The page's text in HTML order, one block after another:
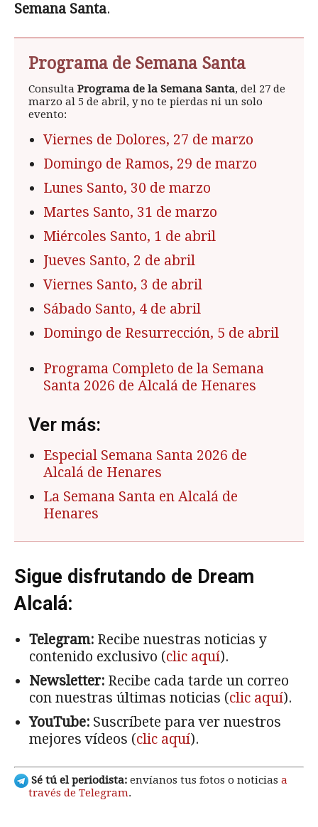
Semana Santa.
Programa de Semana Santa
Consulta Programa de la Semana Santa, del 27 de
marzo al 5 de abril, y no te pierdas ni un solo
evento:
Viernes de Dolores, 27 de marzo
Domingo de Ramos, 29 de marzo
Lunes Santo, 30 de marzo
Martes Santo, 31 de marzo
Miércoles Santo, 1 de abril
Jueves Santo, 2 de abril
Viernes Santo, 3 de abril
Sábado Santo, 4 de abril
Domingo de Resurrección, 5 de abril
Programa Completo de la Semana
Santa 2026 de Alcalá de Henares
Ver más:
Especial Semana Santa 2026 de
Alcalá de Henares
La Semana Santa en Alcalá de
Henares
Sigue disfrutando de Dream
Alcalá:
Telegram: Recibe nuestras noticias y
contenido exclusivo (clic aquí).
Newsletter: Recibe cada tarde un correo
con nuestras últimas noticias (clic aquí).
YouTube: Suscríbete para ver nuestros
mejores vídeos (clic aquí).
Sé tú el periodista: envíanos tus fotos o noticias a
través de Telegram.